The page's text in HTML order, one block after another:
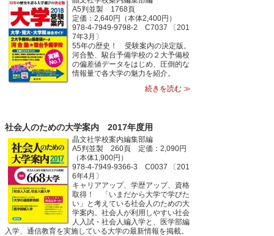
A5判並製 1768頁
定価：2,640円（本体2,400円）
978-4-7949-9798-2 C7037 〔201
7年3月〕
55年の歴史！ 受験案内の決定版。
河合塾、駿台予備学校の２大予備校
の偏差値データをはじめ、圧倒的な
情報量で各大学の魅力を紹介。
続きを読む ≫
社会人のための大学案内 2017年度用
晶文社学校案内編集部編
A5判並製 260頁 定価：2,090円
（本体1,900円）
978-4-7949-9366-3 C0037 〔201
6年4月〕
キャリアアップ、学歴アップ、資格
取得！ 「いまだから大学で学びた
い」と考えている社会人のための大
学案内。社会人が利用しやすい社会
人入試・社会人編入学と、医学部編
入学、通信教育を実施している大学の最新情報を掲載。